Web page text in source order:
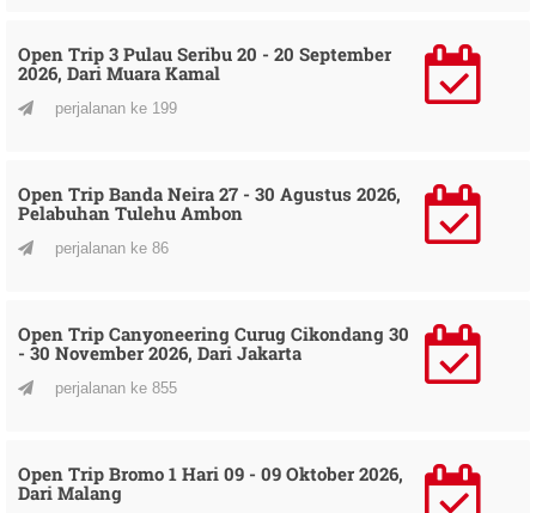
Open Trip 3 Pulau Seribu 20 - 20 September
2026, Dari Muara Kamal
perjalanan ke 199
Open Trip Banda Neira 27 - 30 Agustus 2026,
Pelabuhan Tulehu Ambon
perjalanan ke 86
Open Trip Canyoneering Curug Cikondang 30
- 30 November 2026, Dari Jakarta
perjalanan ke 855
Open Trip Bromo 1 Hari 09 - 09 Oktober 2026,
Dari Malang